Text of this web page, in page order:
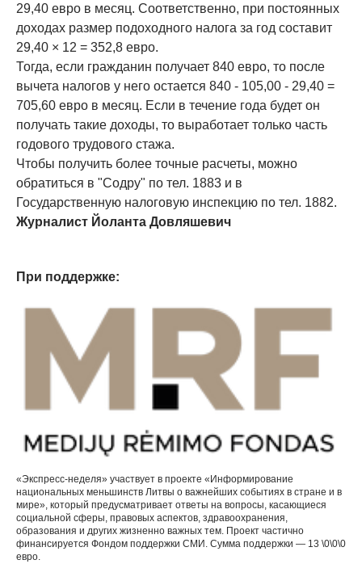
29,40 евро в месяц. Соответственно, при постоянных
доходах размер подоходного налога за год составит
29,40 × 12 = 352,8 евро.
Тогда, если гражданин получает 840 евро, то после
вычета налогов у него остается 840 - 105,00 - 29,40 =
705,60 евро в месяц. Если в течение года будет он
получать такие доходы, то выработает только часть
годового трудового стажа.
Чтобы получить более точные расчеты, можно
обратиться в "Содру" по тел. 1883 и в
Государственную налоговую инспекцию по тел. 1882.
Журналист Йоланта Довляшевич
При поддержке:
«Экспресс-неделя» участвует в проекте «Информирование
национальных меньшинств Литвы о важнейших событиях в стране и в
мире», который предусматривает ответы на вопросы, касающиеся
социальной сферы, правовых аспектов, здравоохранения,
образования и других жизненно важных тем. Проект частично
финансируется Фондом поддержки СМИ. Сумма поддержки — 13 \0\0\0
евро.